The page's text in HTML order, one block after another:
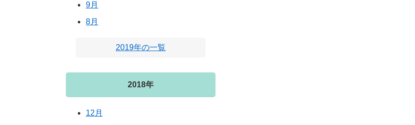
9月
8月
2019年の一覧
2018年
12月